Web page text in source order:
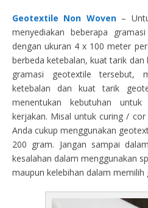
Geotextile Non Woven–
menyediakan beberapa
dengan ukuran 4 x 100 meter
berbeda ketebalan, kuat tarik dan
gramasi geotextile tersebut,
ketebalan dan kuat tarik
menentukan kebutuhan
kerjakan. Misal untuk curing /
Anda cukup menggunakan
200 gram. Jangan sampai
kesalahan dalam menggunakan
maupun kelebihan dalam memilih